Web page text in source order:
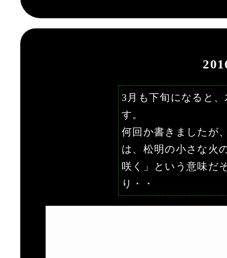
3月も下旬になると
す。
何回か書きましたが
は、松明の小さな火
咲く」という意味だ
り・・